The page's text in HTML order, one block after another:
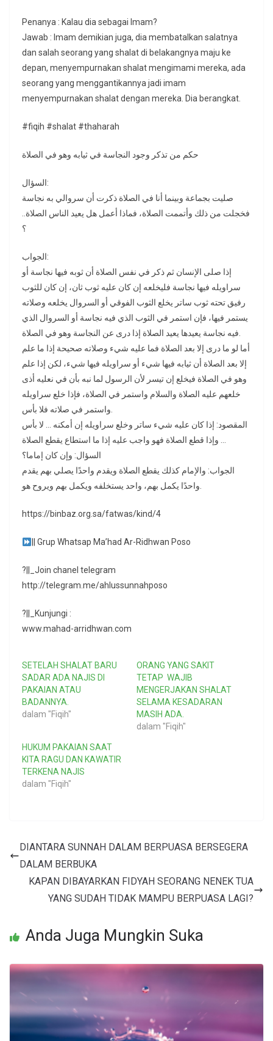
Penanya : Kalau dia sebagai Imam?
Jawab : Imam demikian juga, dia membatalkan salatnya
dan salah seorang yang shalat di belakangnya maju ke
depan, menyempurnakan shalat mengimami mereka, ada
seorang yang menggantikannya jadi imam
menyempurnakan shalat dengan mereka. Dia berangkat.
#fiqih #shalat #thaharah
حكم من تذكر وجود النجاسة في ثيابه وهو في الصلاة
السؤال:
صليت بجماعة وبينما أنا في الصلاة ذكرت أن سروالي به نجاسة
فخجلت من ذلك وأتممت الصلاة، فماذا أعمل هل يعيد الناس الصلاة..
؟
الجواب:
إذا صلى الإنسان ثم ذكر في نفس الصلاة أن ثوبه فيها نجاسة أو
سراويله فيها نجاسة فليخلعه إن كان عليه ثوب ثان، إن كان للثوب
رفيق تحته ثوب ساتر يخلع الثوب الفوقي أو السروال يخلعه وصلاته
يستمر فيها، فإن استمر في الثوب الذي فيه نجاسة أو السروال الذي
فيه نجاسة يعيدها يعيد الصلاة إذا درى عن النجاسة وهو في الصلاة.
أما لو ما درى إلا بعد الصلاة فما عليه شيء وصلاته صحيحة إذا ما علم
إلا بعد الصلاة أن ثيابه فيها شيء أو سراويله فيها شيء، لكن إذا علم
وهو في الصلاة فيخلع إن تيسر لأن الرسول لما نبه بأن في نعليه أذى
خلعهم عليه الصلاة والسلام واستمر في الصلاة، فإذا خلع سراويله
واستمر في صلاته فلا بأس.
المقصود: إذا كان عليه شيء ساتر وخلع سراويله إن أمكنه … لا بأس
.. وإذا قطع الصلاة فهو واجب عليه إذا ما استطاع يقطع الصلاة.
السؤال: وإن كان إماما؟
الجواب: والإمام كذلك يقطع الصلاة ويقدم واحدًا يصلي بهم يقدم
واحدًا يكمل بهم، واحد يستخلفه ويكمل بهم ويروح هو.
https://binbaz.org.sa/fatwas/kind/4
|| Grup Whatsap Ma’had Ar-Ridhwan Poso
?||_Join chanel telegram
http://telegram.me/ahlussunnahposo
?||_Kunjungi :
www.mahad-arridhwan.com
SETELAH SHALAT BARU
SADAR ADA NAJIS DI
PAKAIAN ATAU
BADANNYA.
dalam "Fiqih"
ORANG YANG SAKIT
TETAP WAJIB
MENGERJAKAN SHALAT
SELAMA KESADARAN
MASIH ADA.
dalam "Fiqih"
HUKUM PAKAIAN SAAT
KITA RAGU DAN KAWATIR
TERKENA NAJIS
dalam "Fiqih"
DIANTARA SUNNAH DALAM BERPUASA BERSEGERA
DALAM BERBUKA
KAPAN DIBAYARKAN FIDYAH SEORANG NENEK TUA
YANG SUDAH TIDAK MAMPU BERPUASA LAGI?
Anda Juga Mungkin Suka